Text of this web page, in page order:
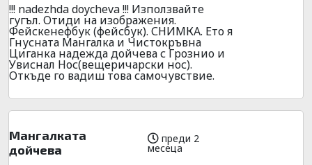
!!! nadezhda doycheva !!! Използвайте
гугъл. Отиди на изображения.
Фейскенефбук (фейсбук). СНИМКА. Ето я
Гнусната Мангалка и Чистокръвна
Циганка надежда дойчева с Грознио и
Увиснал Нос(вещеричарски нос).
Откъде го вадиш това самочувствие.
Мангалката
дойчева
преди 2
месеца